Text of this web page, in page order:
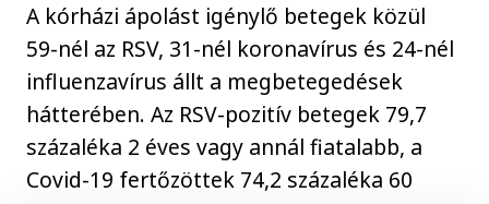
A kórházi ápolást igénylő betegek közül
59-nél az RSV, 31-nél koronavírus és 24-nél
influenzavírus állt a megbetegedések
hátterében. Az RSV-pozitív betegek 79,7
százaléka 2 éves vagy annál fiatalabb, a
Covid-19 fertőzöttek 74,2 százaléka 60